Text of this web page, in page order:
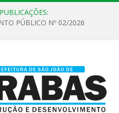
PÚBLICO Nº 02/2026